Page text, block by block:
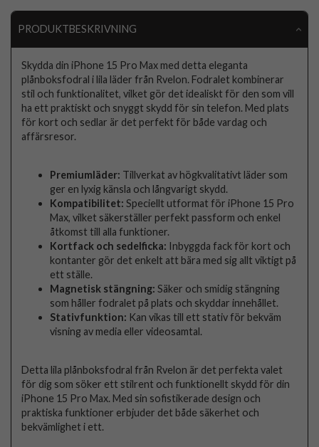
PRODUKTBESKRIVNING
Skydda din iPhone 15 Pro Max med detta eleganta
plånboksfodral i lila läder från Rvelon. Fodralet kombinerar
stil och funktionalitet, vilket gör det idealiskt för den som vill
ha ett praktiskt och snyggt skydd för sin telefon. Med plats
för kort och sedlar är det perfekt för både vardag och
affärsresor.
Premiumläder: Tillverkat av högkvalitativt läder som
ger en lyxig känsla och långvarigt skydd.
Kompatibilitet: Speciellt utformat för iPhone 15 Pro
Max, vilket säkerställer perfekt passform och enkel
åtkomst till alla funktioner.
Kortfack och sedelficka: Inbyggda fack för kort och
kontanter gör det enkelt att bära med sig allt viktigt på
ett ställe.
Magnetisk stängning: Säker och smidig stängning
som håller fodralet på plats och skyddar innehållet.
Stativfunktion: Kan vikas till ett stativ för bekväm
visning av media eller videosamtal.
Detta lila plånboksfodral från Rvelon är det perfekta valet
för dig som söker ett stilrent och funktionellt skydd för din
iPhone 15 Pro Max. Med sin sofistikerade design och
praktiska funktioner erbjuder det både säkerhet och
bekvämlighet i ett.